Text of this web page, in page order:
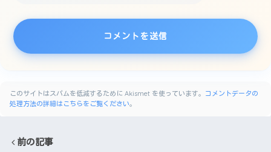
このサイトはスパムを低減するために Akismet を使っています。 コメントデータの
処理方法の詳細はこちらをご覧ください。
前の記事